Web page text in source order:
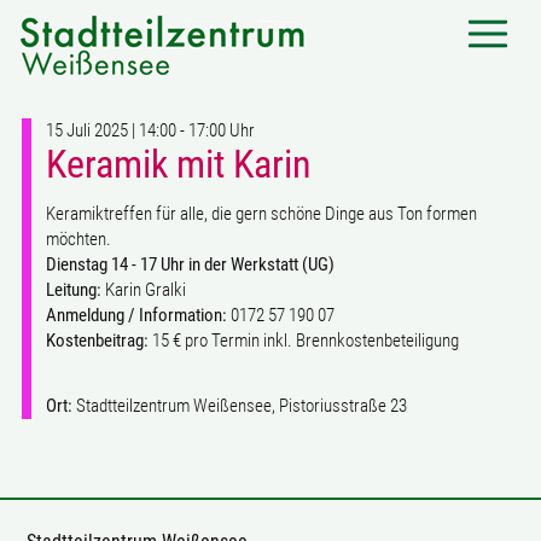
15 Juli 2025 | 14:00 - 17:00 Uhr
Keramik mit Karin
Keramiktreffen für alle, die gern schöne Dinge aus Ton formen
möchten.
Dienstag 14 - 17 Uhr in der Werkstatt (UG)
Leitung: Karin Gralki
Anmeldung / Information: 0172 57 190 07
Kostenbeitrag: 15 € pro Termin inkl. Brennkostenbeteiligung
Ort: Stadtteilzentrum Weißensee, Pistoriusstraße 23